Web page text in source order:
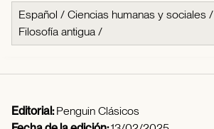
Español / Ciencias humanas y sociales /
Filosofía antigua /
Editorial:Penguin Clásicos